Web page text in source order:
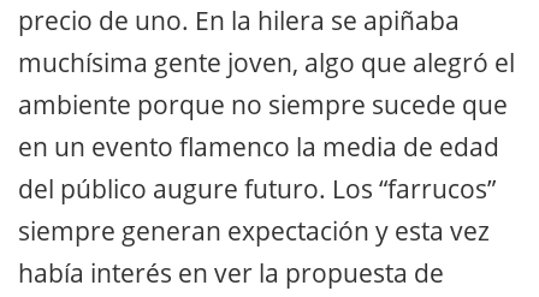
precio de uno. En la hilera se apiñaba
muchísima gente joven, algo que alegró el
ambiente porque no siempre sucede que
en un evento flamenco la media de edad
del público augure futuro. Los “farrucos”
siempre generan expectación y esta vez
había interés en ver la propuesta de